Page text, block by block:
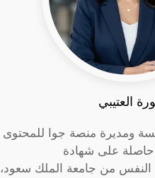
العتيبي
ومديرة منصة جوا للمحتوى
حاصلة على شهادة
النفس من جامعة الملك سعود،